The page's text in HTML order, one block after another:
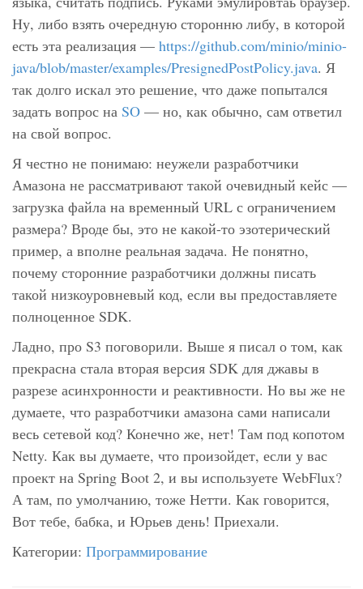
Ну, либо взять очередную сторонню либу, в которой
есть эта реализация — https://github.com/minio/minio-
java/blob/master/examples/PresignedPostPolicy.java. Я
так долго искал это решение, что даже попытался
задать вопрос на SO — но, как обычно, сам ответил
на свой вопрос.
Я честно не понимаю: неужели разработчики
Амазона не рассматривают такой очевидный кейс —
загрузка файла на временный URL с ограничением
размера? Вроде бы, это не какой-то эзотерический
пример, а вполне реальная задача. Не понятно,
почему сторонние разработчики должны писать
такой низкоуровневый код, если вы предоставляете
полноценное SDK.
Ладно, про S3 поговорили. Выше я писал о том, как
прекрасна стала вторая версия SDK для джавы в
разрезе асинхронности и реактивности. Но вы же не
думаете, что разработчики амазона сами написали
весь сетевой код? Конечно же, нет! Там под копотом
Netty. Как вы думаете, что произойдет, если у вас
проект на Spring Boot 2, и вы используете WebFlux?
А там, по умолчанию, тоже Нетти. Как говорится,
Вот тебе, бабка, и Юрьев день! Приехали.
Категории: Программирование